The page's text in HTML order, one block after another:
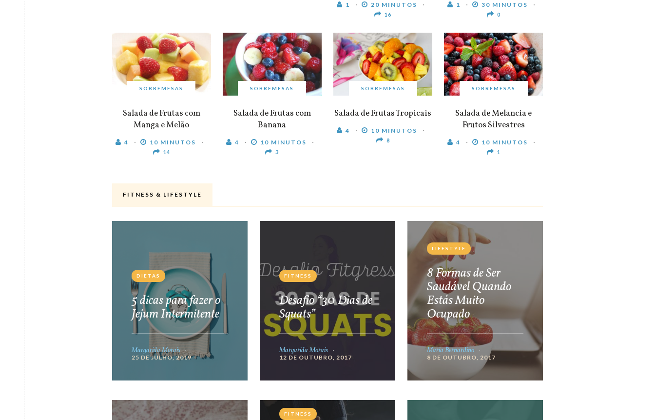
1 20 MINUTOS
16
1 30 MINUTOS
0
SOBREMESAS
Salada de Frutas com
Manga e Melão
4 10 MINUTOS
14
SOBREMESAS
Salada de Frutas com
Banana
4 10 MINUTOS
3
SOBREMESAS
Salada de Frutas Tropicais
4 10 MINUTOS
8
SOBREMESAS
Salada de Melancia e
Frutos Silvestres
4 10 MINUTOS
1
FITNESS & LIFESTYLE
DIETAS
5 dicas para fazer o
Jejum Intermitente
Margarida Morais
25 DE JULHO, 2019
FITNESS
Desafio “30 Dias de
Squats”
Margarida Morais
12 DE OUTUBRO, 2017
LIFESTYLE
8 Formas de Ser
Saudável Quando
Estás Muito
Ocupado
Maria Bernardino
8 DE OUTUBRO, 2017
FITNESS